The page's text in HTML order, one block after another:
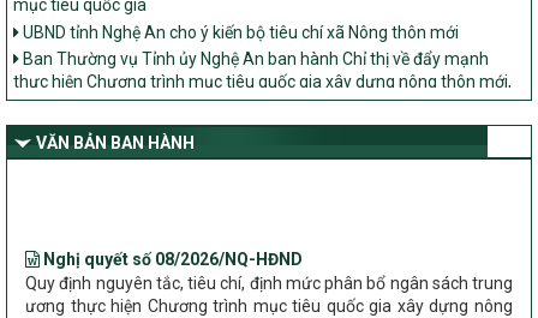
UBND tỉnh Nghệ An cho ý kiến bộ tiêu chí xã Nông thôn mới
Ban Thường vụ Tỉnh ủy Nghệ An ban hành Chỉ thị về đẩy mạnh
thực hiện Chương trình mục tiêu quốc gia xây dựng nông thôn mới,
giảm nghèo bền vững và phát triển kinh tế – xã hội vùng đồng bào
Nghệ An
Bộ Dân tộc và Tôn giáo làm việc với UBND tỉnh về tình hình thực
VĂN BẢN BAN HÀNH
Quy định nguyên tắc, tiêu chí, định mức phân bổ ngân sách trung
ương thực hiện Chương trình mục tiêu quốc gia xây dựng nông
thôn mới, giảm nghèo bền vững và phát triển kinh tế – xã hội